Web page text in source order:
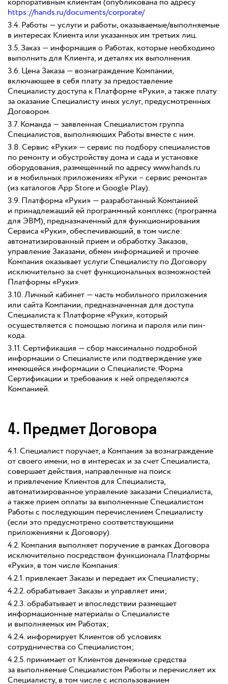
https://hands.ru/documents/corporate/
3.4. Работы — услуги и работы, оказываемые/выполняемые
в интересах Клиента или указанных им третьих лиц.
3.5. Заказ — информация о Работах, которые необходимо
выполнить для Клиента, и деталях их выполнения.
3.6. Цена Заказа — вознаграждение Компании,
включающее в себя плату за предоставление
Специалисту доступа к Платформе «Руки», а также плату
за оказание Специалисту иных услуг, предусмотренных
Договором.
3.7. Команда — заявленная Специалистом группа
Специалистов, выполняющих Работы вместе с ним.
3.8. Сервис «Руки» — сервис по подбору специалистов
по ремонту и обустройству дома и сада и установке
оборудования, размещенный по адресу www.hands.ru
и в мобильных приложениях «Руки – сервис ремонта»
(из каталогов App Store и Google Play).
3.9. Платформа «Руки» — разработанный Компанией
и принадлежащий ей программный комплекс (программа
для ЭВМ), предназначенный для функционирования
Сервиса «Руки», обеспечивающий, в том числе:
автоматизированный прием и обработку Заказов,
управление Заказами, обмен информацией и прочее.
Компания оказывает услуги Специалисту по Договору
исключительно за счет функциональных возможностей
Платформы «Руки».
3.10. Личный кабинет — часть мобильного приложения
или сайта Компании, предназначенная для доступа
Специалиста к Платформе «Руки», который
осуществляется с помощью логина и пароля или пин-
кода.
3.11. Сертификация — сбор максимально подробной
информации о Специалисте или подтверждение уже
имеющейся информации о Специалисте. Форма
Сертификации и требования к ней определяются
Компанией.
4. Предмет Договора
4.1. Специалист поручает, а Компания за вознаграждение
от своего имени, но в интересах и за счет Специалиста,
совершает действия, направленные на поиск
и привлечение Клиентов для Специалиста,
автоматизированное управление заказами Специалиста,
а также прием оплаты за выполненные Специалистом
Работы с последующим перечислением Специалисту
(если это предусмотрено соответствующими
приложениями к Договору).
4.2. Компания выполняет поручение в рамках Договора
исключительно посредством функционала Платформы
«Руки», в том числе Компания:
4.2.1. привлекает Заказы и передает их Специалисту;
4.2.2. обрабатывает Заказы и управляет ими;
4.2.3. обрабатывает и впоследствии размещает
информационные материалы о Специалисте
и выполняемых им Работах;
4.2.4. информирует Клиентов об условиях
сотрудничества со Специалистом;
4.2.5. принимает от Клиентов денежные средства
за выполняемые Специалистом Работы и перечисляет их
Специалисту, в том числе с использованием